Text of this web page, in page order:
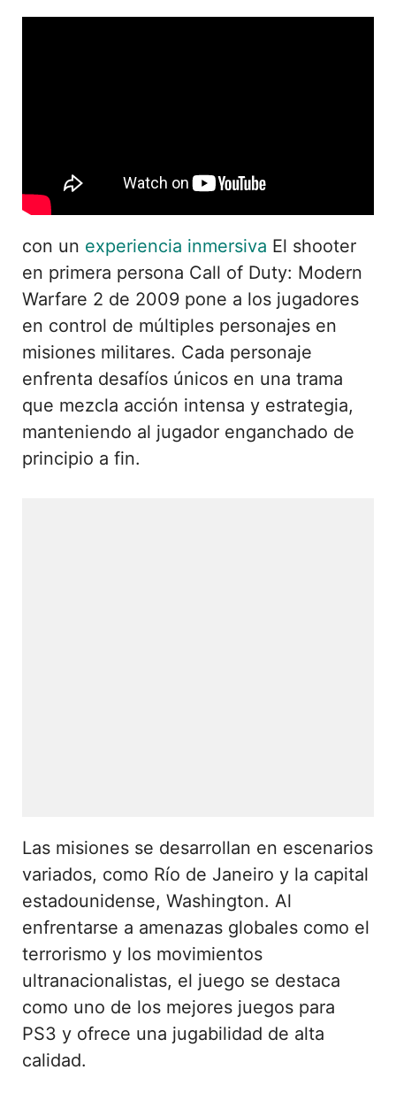
con un experiencia inmersiva El shooter
en primera persona Call of Duty: Modern
Warfare 2 de 2009 pone a los jugadores
en control de múltiples personajes en
misiones militares. Cada personaje
enfrenta desafíos únicos en una trama
que mezcla acción intensa y estrategia,
manteniendo al jugador enganchado de
principio a fin.
Las misiones se desarrollan en escenarios
variados, como Río de Janeiro y la capital
estadounidense, Washington. Al
enfrentarse a amenazas globales como el
terrorismo y los movimientos
ultranacionalistas, el juego se destaca
como uno de los mejores juegos para
PS3 y ofrece una jugabilidad de alta
calidad.